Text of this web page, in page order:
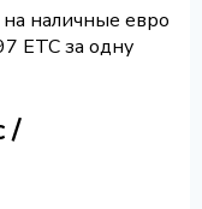
наличные евро
ETC за одну
/